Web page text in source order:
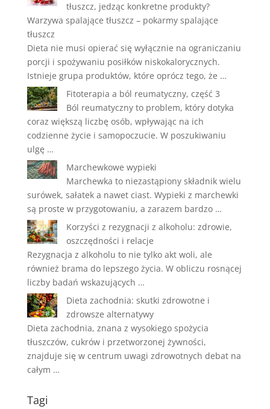
tłuszcz, jedząc konkretne produkty?
Warzywa spalające tłuszcz – pokarmy spalające
tłuszcz
Dieta nie musi opierać się wyłącznie na ograniczaniu
porcji i spożywaniu posiłków niskokalorycznych.
Istnieje grupa produktów, które oprócz tego, że …
Fitoterapia a ból reumatyczny, część 3
Ból reumatyczny to problem, który dotyka
coraz większą liczbę osób, wpływając na ich
codzienne życie i samopoczucie. W poszukiwaniu
ulgę …
Marchewkowe wypieki
Marchewka to niezastąpiony składnik wielu
surówek, sałatek a nawet ciast. Wypieki z marchewki
są proste w przygotowaniu, a zarazem bardzo …
Korzyści z rezygnacji z alkoholu: zdrowie,
oszczędności i relacje
Rezygnacja z alkoholu to nie tylko akt woli, ale
również brama do lepszego życia. W obliczu rosnącej
liczby badań wskazujących …
Dieta zachodnia: skutki zdrowotne i
zdrowsze alternatywy
Dieta zachodnia, znana z wysokiego spożycia
tłuszczów, cukrów i przetworzonej żywności,
znajduje się w centrum uwagi zdrowotnych debat na
całym …
Tagi